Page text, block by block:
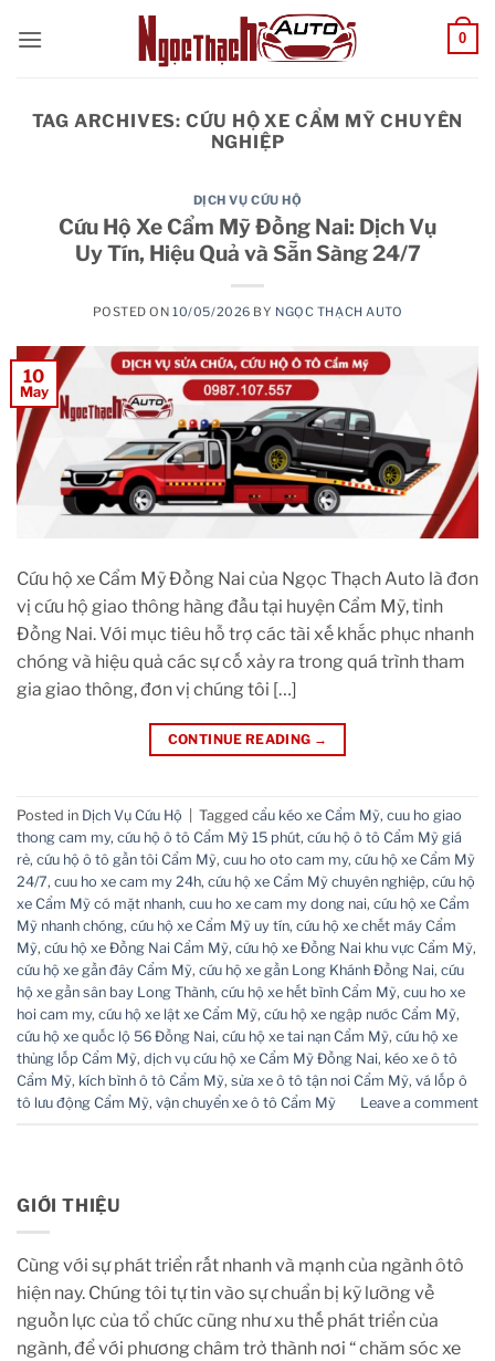
0
TAG ARCHIVES: CỨU HỘ XE CẨM MỸ CHUYÊN
NGHIỆP
DỊCH VỤ CỨU HỘ
Cứu Hộ Xe Cẩm Mỹ Đồng Nai: Dịch Vụ
Uy Tín, Hiệu Quả và Sẵn Sàng 24/7
POSTED ON10/05/2026 BY NGỌC THẠCH AUTO
10
May
Cứu hộ xe Cẩm Mỹ Đồng Nai của Ngọc Thạch Auto là đơn
vị cứu hộ giao thông hàng đầu tại huyện Cẩm Mỹ, tỉnh
Đồng Nai. Với mục tiêu hỗ trợ các tài xế khắc phục nhanh
chóng và hiệu quả các sự cố xảy ra trong quá trình tham
gia giao thông, đơn vị chúng tôi […]
CONTINUE READING →
Posted in Dịch Vụ Cứu Hộ Tagged cẩu kéo xe Cẩm Mỹ, cuu ho giao
thong cam my, cứu hộ ô tô Cẩm Mỹ 15 phút, cứu hộ ô tô Cẩm Mỹ giá
rẻ, cứu hộ ô tô gần tôi Cẩm Mỹ, cuu ho oto cam my, cứu hộ xe Cẩm Mỹ
24/7, cuu ho xe cam my 24h, cứu hộ xe Cẩm Mỹ chuyên nghiệp, cứu hộ
xe Cẩm Mỹ có mặt nhanh, cuu ho xe cam my dong nai, cứu hộ xe Cẩm
Mỹ nhanh chóng, cứu hộ xe Cẩm Mỹ uy tín, cứu hộ xe chết máy Cẩm
Mỹ, cứu hộ xe Đồng Nai Cẩm Mỹ, cứu hộ xe Đồng Nai khu vực Cẩm Mỹ,
cứu hộ xe gần đây Cẩm Mỹ, cứu hộ xe gần Long Khánh Đồng Nai, cứu
hộ xe gần sân bay Long Thành, cứu hộ xe hết bình Cẩm Mỹ, cuu ho xe
hoi cam my, cứu hộ xe lật xe Cẩm Mỹ, cứu hộ xe ngập nước Cẩm Mỹ,
cứu hộ xe quốc lộ 56 Đồng Nai, cứu hộ xe tai nạn Cẩm Mỹ, cứu hộ xe
thủng lốp Cẩm Mỹ, dịch vụ cứu hộ xe Cẩm Mỹ Đồng Nai, kéo xe ô tô
Cẩm Mỹ, kích bình ô tô Cẩm Mỹ, sửa xe ô tô tận nơi Cẩm Mỹ, vá lốp ô
tô lưu động Cẩm Mỹ, vận chuyển xe ô tô Cẩm Mỹ Leave a comment
GIỚI THIỆU
Cùng với sự phát triển rất nhanh và mạnh của ngành ôtô
hiện nay. Chúng tôi tự tin vào sự chuẩn bị kỹ lưỡng về
nguồn lực của tổ chức cũng như xu thế phát triển của
ngành, để với phương châm trở thành nơi “ chăm sóc xe